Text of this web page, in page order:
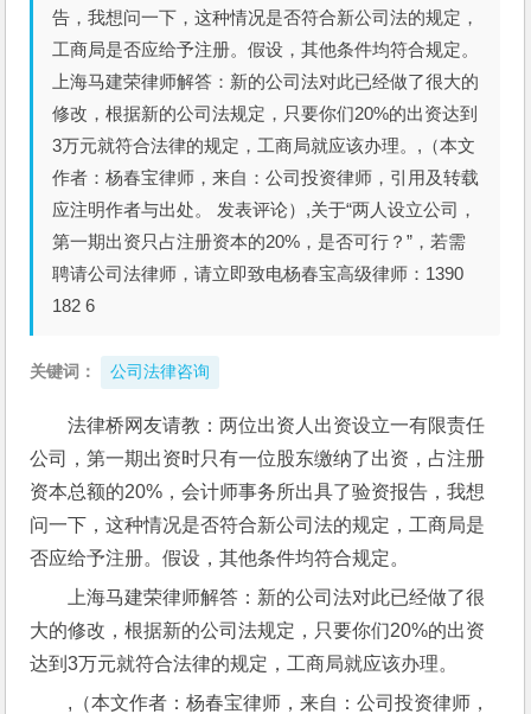
告，我想问一下，这种情况是否符合新公司法的规定，
工商局是否应给予注册。假设，其他条件均符合规定。
上海马建荣律师解答：新的公司法对此已经做了很大的
修改，根据新的公司法规定，只要你们20%的出资达到
3万元就符合法律的规定，工商局就应该办理。,（本文
作者：杨春宝律师，来自：公司投资律师，引用及转载
应注明作者与出处。 发表评论）,关于“两人设立公司，
第一期出资只占注册资本的20%，是否可行？”，若需
聘请公司法律师，请立即致电杨春宝高级律师：1390
182 6
关键词： 公司法律咨询
法律桥网友请教：两位出资人出资设立一有限责任
公司，第一期出资时只有一位股东缴纳了出资，占注册
资本总额的20%，会计师事务所出具了验资报告，我想
问一下，这种情况是否符合新公司法的规定，工商局是
否应给予注册。假设，其他条件均符合规定。
上海马建荣律师解答：新的公司法对此已经做了很
大的修改，根据新的公司法规定，只要你们20%的出资
达到3万元就符合法律的规定，工商局就应该办理。
,（本文作者：杨春宝律师，来自：公司投资律师，